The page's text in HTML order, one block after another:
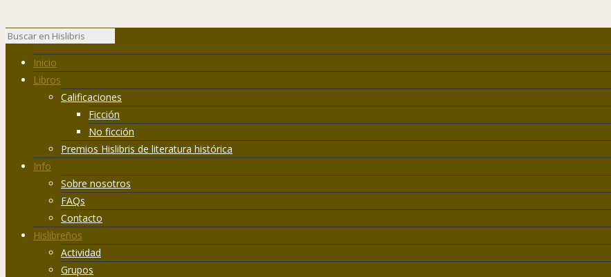
Inicio
Libros
Calificaciones
Ficción
No ficción
Premios Hislibris de literatura histórica
Info
Sobre nosotros
FAQs
Contacto
Hislibreños
Actividad
Grupos